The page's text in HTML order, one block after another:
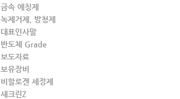
금속 에칭제
녹제거제, 방청제
대표인사말
반도체 Grade
보도자료
보유장비
비할로겐 세정제
새크린Z